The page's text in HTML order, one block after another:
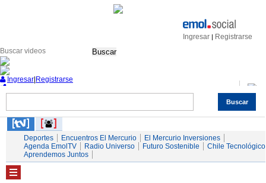
Ingresar | Registrarse
Buscar
Buscar
Ingresar Registrarse
Servicios
Deportes Encuentros El Mercurio
El Mercurio Inversiones
Agenda EmolTV
Radio Universo Futuro Sostenible
Chile Tecnológico
Aprendemos Juntos